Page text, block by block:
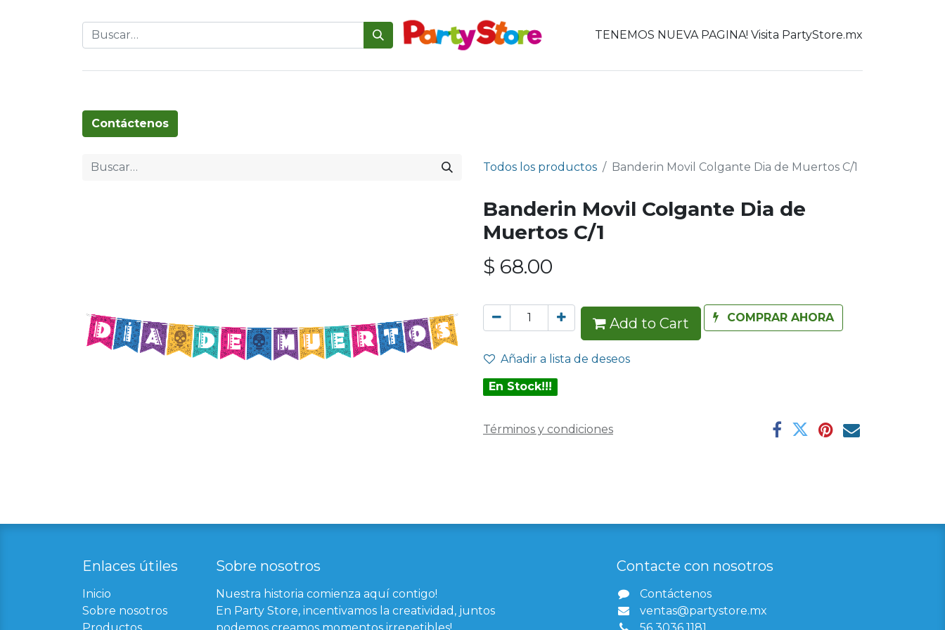
TENEMOS NUEVA PAGINA! Visita PartyStore.mx
Contáctenos
Todos los productos Banderin Movil Colgante Dia de Muertos C/1
Banderin Movil Colgante Dia de
Muertos C/1
$ 68.00
Add to Cart COMPRAR AHORA
Añadir a lista de deseos
En Stock!!!
Términos y condiciones
Enlaces útil​es
Inicio
Sobre nosotros
Sobre nosotros
Nuestra historia comienza aquí contigo!
En Party Store, incentivamos la creatividad, juntos
Contacte con nosotros
Contáctenos
ventas@partystore.mx